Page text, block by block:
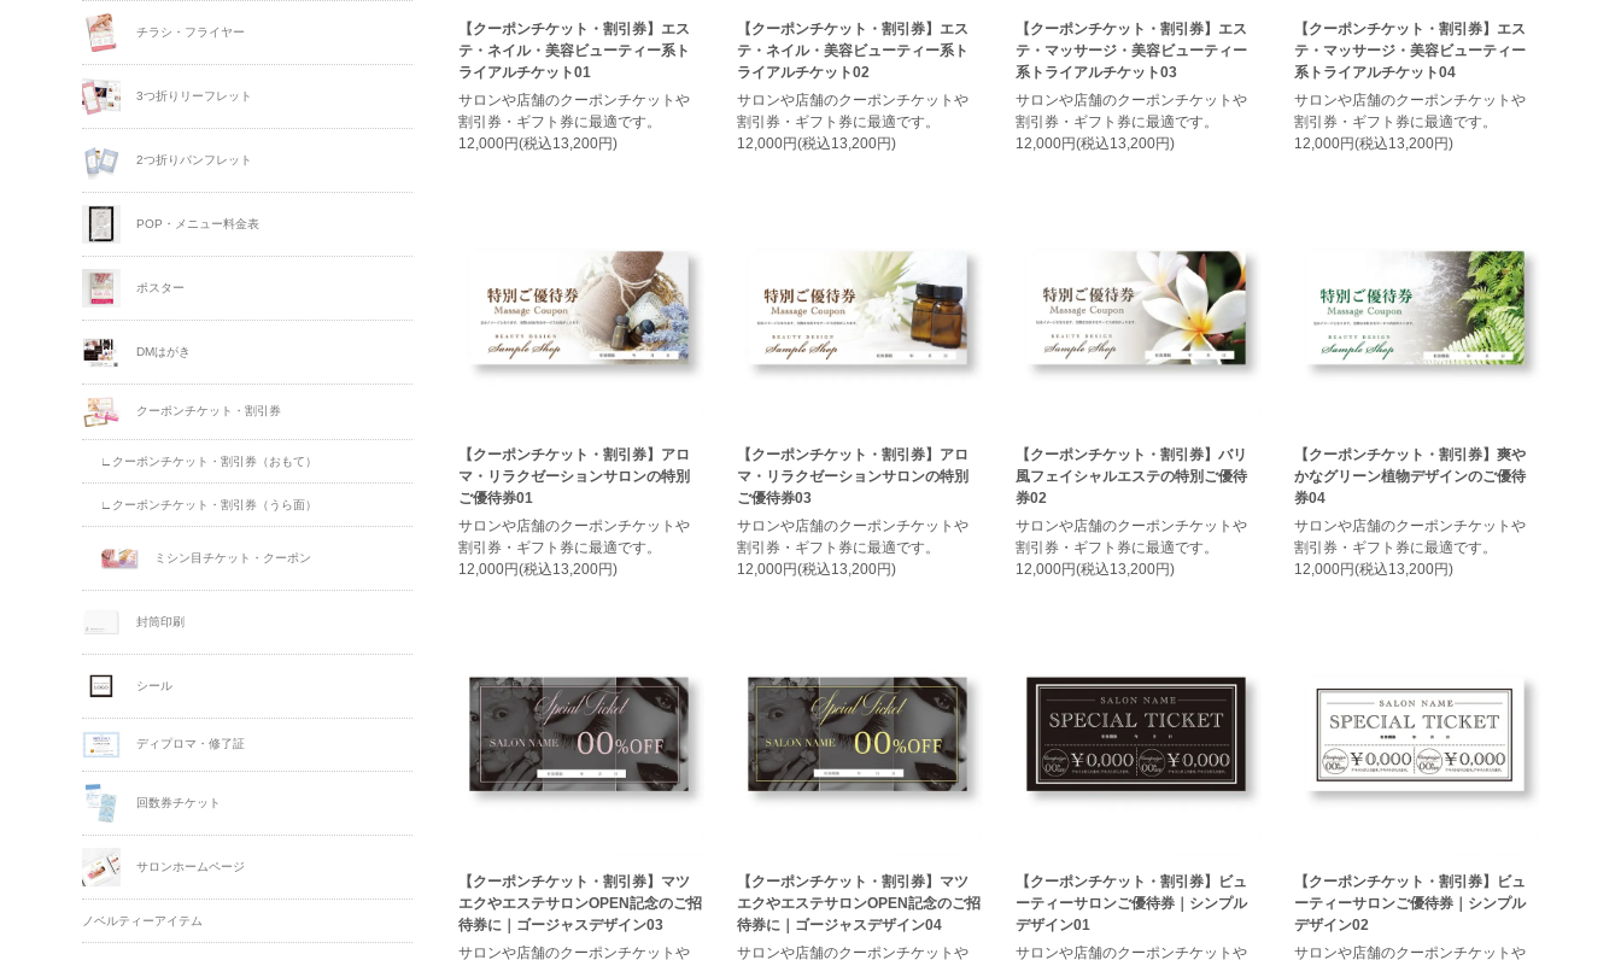
【クーポンチケット・割引券】エス
テ・ネイル・美容ビューティー系ト
ライアルチケット01
サロンや店舗のクーポンチケットや
割引券・ギフト券に最適です。
12,000円(税込13,200円)
【クーポンチケット・割引券】エス
テ・ネイル・美容ビューティー系ト
ライアルチケット02
サロンや店舗のクーポンチケットや
割引券・ギフト券に最適です。
12,000円(税込13,200円)
【クーポンチケット・割引券】エス
テ・マッサージ・美容ビューティー
系トライアルチケット03
サロンや店舗のクーポンチケットや
割引券・ギフト券に最適です。
12,000円(税込13,200円)
【クーポンチケット・割引券】エス
テ・マッサージ・美容ビューティー
系トライアルチケット04
サロンや店舗のクーポンチケットや
割引券・ギフト券に最適です。
12,000円(税込13,200円)
【クーポンチケット・割引券】アロ
マ・リラクゼーションサロンの特別
ご優待券01
サロンや店舗のクーポンチケットや
割引券・ギフト券に最適です。
12,000円(税込13,200円)
【クーポンチケット・割引券】アロ
マ・リラクゼーションサロンの特別
ご優待券03
サロンや店舗のクーポンチケットや
割引券・ギフト券に最適です。
12,000円(税込13,200円)
【クーポンチケット・割引券】バリ
風フェイシャルエステの特別ご優待
券02
サロンや店舗のクーポンチケットや
割引券・ギフト券に最適です。
12,000円(税込13,200円)
【クーポンチケット・割引券】爽や
かなグリーン植物デザインのご優待
券04
サロンや店舗のクーポンチケットや
割引券・ギフト券に最適です。
12,000円(税込13,200円)
【クーポンチケット・割引券】マツ
エクやエステサロンOPEN記念のご招
待券に｜ゴージャスデザイン03
サロンや店舗のクーポンチケットや
【クーポンチケット・割引券】マツ
エクやエステサロンOPEN記念のご招
待券に｜ゴージャスデザイン04
サロンや店舗のクーポンチケットや
【クーポンチケット・割引券】ビュ
ーティーサロンご優待券｜シンプル
デザイン01
サロンや店舗のクーポンチケットや
【クーポンチケット・割引券】ビュ
ーティーサロンご優待券｜シンプル
デザイン02
サロンや店舗のクーポンチケットや
チラシ・フライヤー
3つ折りリーフレット
2つ折りパンフレット
POP・メニュー料金表
ポスター
DMはがき
クーポンチケット・割引券
∟クーポンチケット・割引券（おもて）
∟クーポンチケット・割引券（うら面）
ミシン目チケット・クーポン
封筒印刷
シール
ディプロマ・修了証
回数券チケット
サロンホームページ
ノベルティーアイテム